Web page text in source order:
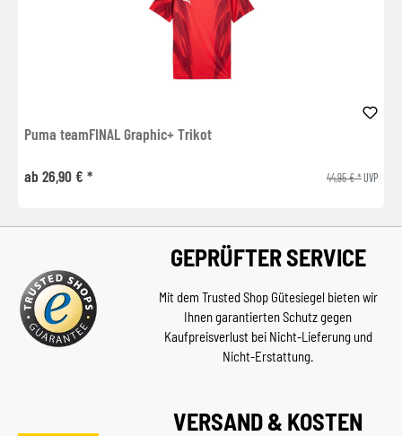
Puma teamFINAL Graphic+ Trikot
ab 26,90 € * 44,95 € *UVP
GEPRÜFTER SERVICE
Mit dem Trusted Shop Gütesiegel bieten wir
Ihnen garantierten Schutz gegen
Kaufpreisverlust bei Nicht-Lieferung und
Nicht-Erstattung.
VERSAND & KOSTEN